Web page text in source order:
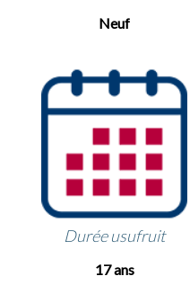
Neuf
Durée usufruit
17 ans